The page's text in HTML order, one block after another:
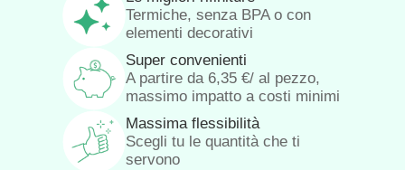
Termiche, senza BPA o con
elementi decorativi
Super convenienti
A partire da 6,35 €/ al pezzo,
massimo impatto a costi minimi
Massima flessibilità
Scegli tu le quantità che ti
servono